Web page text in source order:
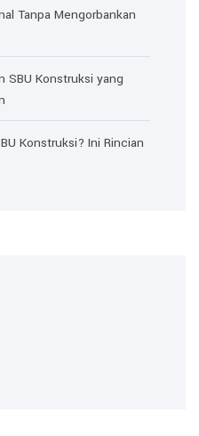
Tanpa Mengorbankan
SBU Konstruksi yang
Konstruksi? Ini Rincian